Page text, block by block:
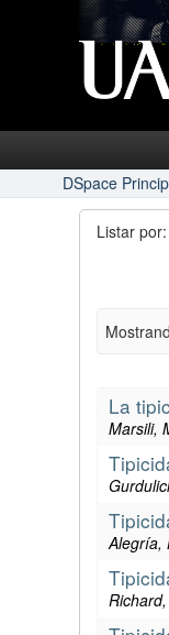
DSpace
Listar por:
La
Marsili,
Alegría,